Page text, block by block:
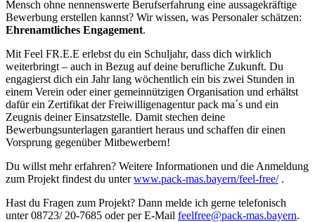
Mensch ohne nennenswerte Berufserfahrung eine aussagekräftige
Bewerbung erstellen kannst? Wir wissen, was Personaler schätzen:
Ehrenamtliches Engagement.
Mit Feel FR.E.E erlebst du ein Schuljahr, dass dich wirklich
weiterbringt – auch in Bezug auf deine berufliche Zukunft. Du
engagierst dich ein Jahr lang wöchentlich ein bis zwei Stunden in
einem Verein oder einer gemeinnützigen Organisation und erhältst
dafür ein Zertifikat der Freiwilligenagentur pack ma´s und ein
Zeugnis deiner Einsatzstelle. Damit stechen deine
Bewerbungsunterlagen garantiert heraus und schaffen dir einen
Vorsprung gegenüber Mitbewerbern!
Du willst mehr erfahren? Weitere Informationen und die Anmeldung
zum Projekt findest du unterwww.pack-mas.bayern/feel-free/.
Hast du Fragen zum Projekt? Dann melde ich gerne telefonisch
unter 08723/ 20-7685 oder per E-Mail feelfree@pack-mas.bayern.